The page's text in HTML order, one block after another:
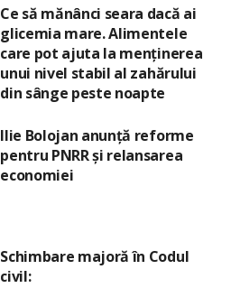
Ce să mănânci seara dacă ai
glicemia mare. Alimentele
care pot ajuta la menținerea
unui nivel stabil al zahărului
din sânge peste noapte
Ilie Bolojan anunță reforme
pentru PNRR și relansarea
economiei
Schimbare majoră în Codul
civil: